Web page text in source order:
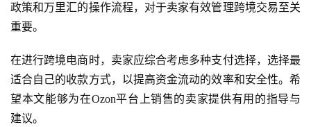
政策和万里汇的操作流程，对于卖家有效管理跨境交易至关
重要。
在进行跨境电商时，卖家应综合考虑多种支付选择，选择最
适合自己的收款方式，以提高资金流动的效率和安全性。希
望本文能够为在Ozon平台上销售的卖家提供有用的指导与
建议。